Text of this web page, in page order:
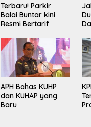
Terbaru! Parkir
Balai Buntar kini
Resmi Bertarif
APH Bahas KUHP
dan KUHAP yang
Baru